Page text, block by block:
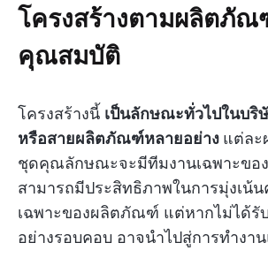
โครงสร้างตามผลิตภัณ
คุณสมบัติ
โครงสร้างนี้ เป็นลักษณะทั่วไปในบ
หรือสายผลิตภัณฑ์หลายอย่าง แต่ล
ชุดคุณลักษณะจะมีทีมงานเฉพาะของ
สามารถมีประสิทธิภาพในการมุ่งเน้
เฉพาะของผลิตภัณฑ์ แต่หากไม่ได้รั
อย่างรอบคอบ อาจนำไปสู่การทำงา